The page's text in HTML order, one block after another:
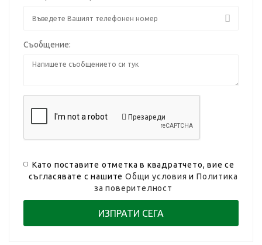
Съобщение:
Презареди
Като поставите отметка в квадратчето, вие се
съгласявате с нашитеОбщи условия иПолитика
за поверителност